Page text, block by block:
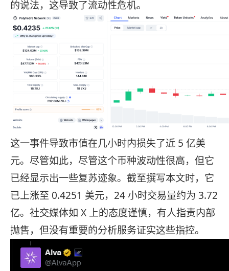
的说法，这导致了流动性危机。
这一事件导致市值在几小时内损失了近 5 亿美
元。尽管如此，尽管这个币种波动性很高，但它
已经显示出一些复苏迹象。截至撰写本文时，它
已上涨至 0.4251 美元，24 小时交易量约为 3.72
亿。社交媒体如 X 上的态度谨慎，有人指责内部
抛售，但没有重要的分析服务证实这些指控。